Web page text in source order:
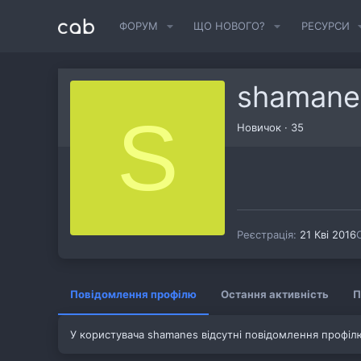
ФОРУМ ЩО НОВОГО? РЕСУРСИ
S Новичок · 35
Реєстрація 21 Кві 2016
Повідомлення профілю Остання активність
У користувача shamanes відсутні повідомлення